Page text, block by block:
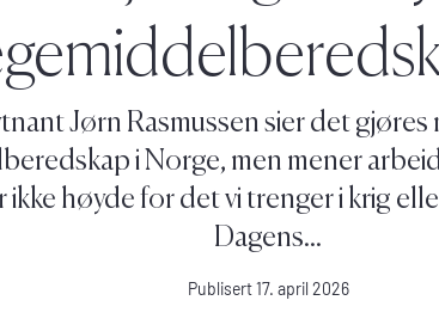
Jørn Rasmussen sier det gjøres
i Norge, men mener
høyde for det vi trenger i krig
Dagens...
Publisert 17. april 2026